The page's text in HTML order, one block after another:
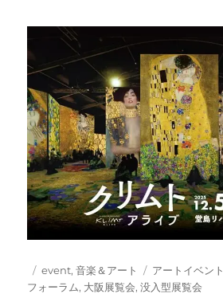
投
稿
カ
テ
event,音楽＆アート
タ
グ
アートイベント
フォーラム, 大阪展覧会,没入型展覧会